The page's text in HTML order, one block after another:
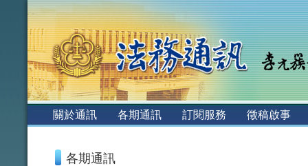
關於通訊 各期通訊 訂閱服務
徵稿啟事
各期通訊